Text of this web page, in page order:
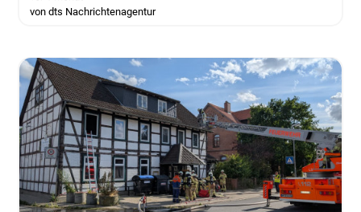
von dts Nachrichtenagentur